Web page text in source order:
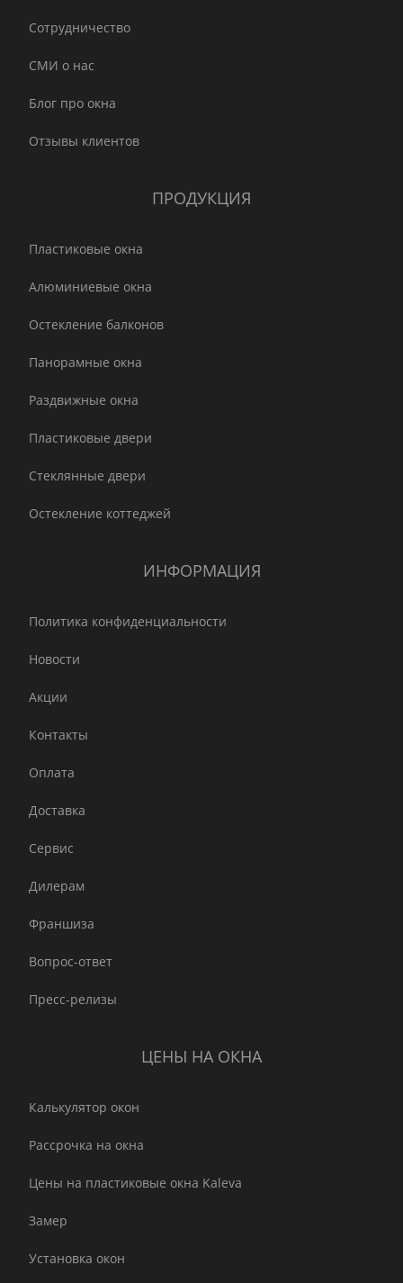
Сотрудничество
СМИ о нас
Блог про окна
Отзывы клиентов
ПРОДУКЦИЯ
Пластиковые окна
Алюминиевые окна
Остекление балконов
Панорамные окна
Раздвижные окна
Пластиковые двери
Стеклянные двери
Остекление коттеджей
ИНФОРМАЦИЯ
Политика конфиденциальности
Новости
Акции
Контакты
Оплата
Доставка
Сервис
Дилерам
Франшиза
Вопрос-ответ
Пресс-релизы
ЦЕНЫ НА ОКНА
Калькулятор окон
Рассрочка на окна
Цены на пластиковые окна Kaleva
Замер
Установка окон